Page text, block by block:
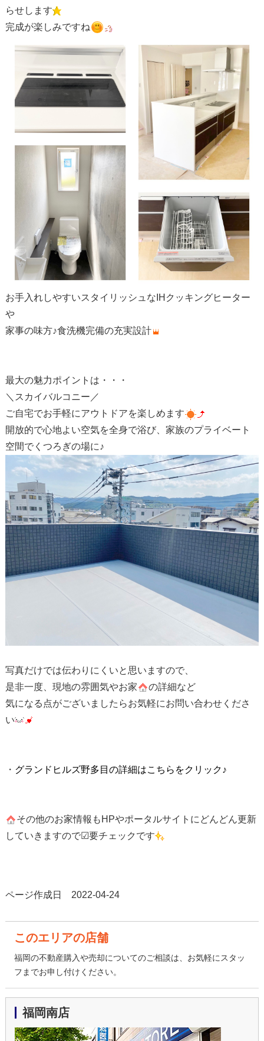
らせします
完成が楽しみですね
お手入れしやすいスタイリッシュなIHクッキングヒーター
や
家事の味方♪食洗機完備の充実設計
最大の魅力ポイントは・・・
＼スカイバルコニー／
ご自宅でお手軽にアウトドアを楽しめます
開放的で心地よい空気を全身で浴び、家族のプライベート
空間でくつろぎの場に♪
写真だけでは伝わりにくいと思いますので、
是非一度、現地の雰囲気やお家
の詳細など
気になる点がございましたらお気軽にお問い合わせくださ
い
・ グランドヒルズ野多目の詳細はこちらをクリック♪
その他のお家情報もHPやポータルサイトにどんどん更新
していきますので☑要チェックです
ページ作成日 2022-04-24
このエリアの店舗
福岡の不動産購入や売却についてのご相談は、お気軽にスタッ
フまでお申し付けください。
福岡南店